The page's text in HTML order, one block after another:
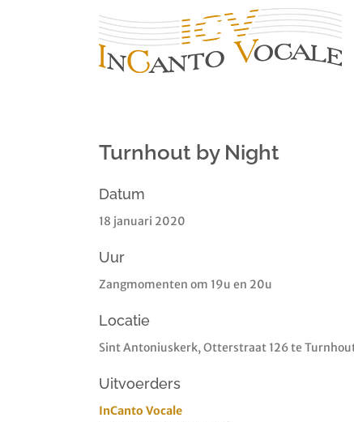
Turnhout by Night
Datum
18 januari 2020
Uur
Zangmomenten om 19u en 20u
Locatie
Sint Antoniuskerk, Otterstraat 126 te
Uitvoerders
InCanto Vocale